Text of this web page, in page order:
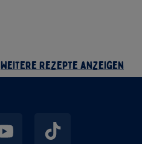
Weitere Rezepte anzeigen